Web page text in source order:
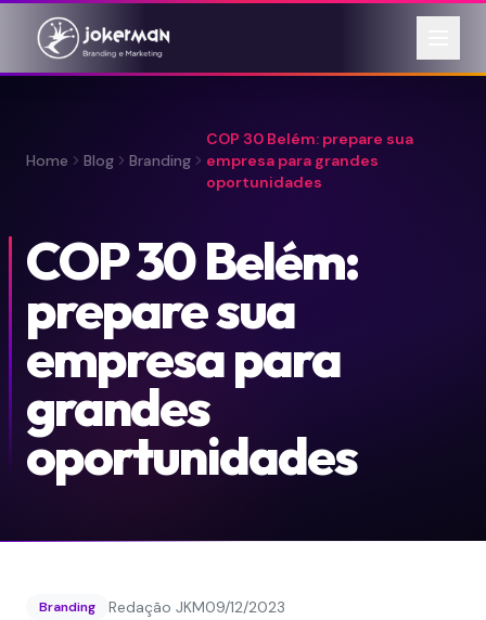
Home Blog Branding
COP 30 Belém: prepare sua
empresa para grandes
oportunidades
COP 30 Belém:
prepare sua
empresa para
grandes
oportunidades
Branding Redação JKM09/12/2023